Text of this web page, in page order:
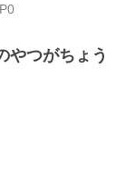
やつがちょう